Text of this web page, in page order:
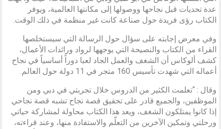
عدة تحديات قبل نجاحها ووصولها إلى مكانتها العالمية، ويوفر
الكتاب رؤى فريدة حول صناعة كانت غير منظمة في ذلك الوقت.
وفي معرض إجابته على سؤال حول الرسالة التي سيستخلصها
القراء من الكتاب والنصيحة التي يوجهها لرواد ورائدات الأعمال،
كشف ألوكاس أن الشغف والعمل الجاد لعبا دوراً أساسياً في نجاح
أعماله التي شهدت تأسيس 160 متجر في 11 دولة حول العالم.
وقال : “تعلمت الكثير من الدروس خلال تجربتي في دبي ومن
الموظفين، والجميع قادر على تحقيق قصة نجاح تشبه قصة نجاحي
إذا كانوا يمتلكون الشغف، ويعد هذا الكتاب محاولة لمشاركة حياتي
ورحلتي وتمكين الآخرين من التعلّم والاستفادة منها، وعند قراءته،